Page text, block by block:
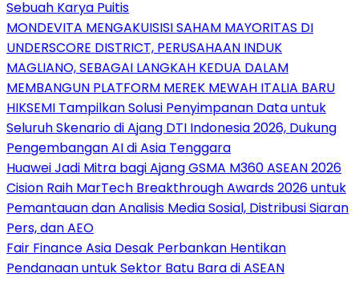
Sebuah Karya Puitis
MONDEVITA MENGAKUISISI SAHAM MAYORITAS DI
UNDERSCORE DISTRICT, PERUSAHAAN INDUK
MAGLIANO, SEBAGAI LANGKAH KEDUA DALAM
MEMBANGUN PLATFORM MEREK MEWAH ITALIA BARU
HIKSEMI Tampilkan Solusi Penyimpanan Data untuk
Seluruh Skenario di Ajang DTI Indonesia 2026, Dukung
Pengembangan AI di Asia Tenggara
Huawei Jadi Mitra bagi Ajang GSMA M360 ASEAN 2026
Cision Raih MarTech Breakthrough Awards 2026 untuk
Pemantauan dan Analisis Media Sosial, Distribusi Siaran
Pers, dan AEO
Fair Finance Asia Desak Perbankan Hentikan
Pendanaan untuk Sektor Batu Bara di ASEAN